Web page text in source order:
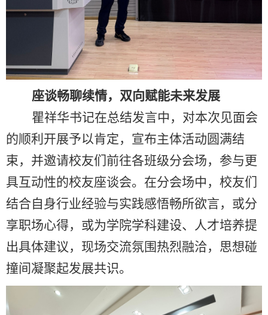
座谈畅聊续情，双向赋能未来发展
瞿祥华书记在总结发言中，对本次见面会
的顺利开展予以肯定，宣布主体活动圆满结
束，并邀请校友们前往各班级分会场，参与更
具互动性的校友座谈会。在分会场中，校友们
结合自身行业经验与实践感悟畅所欲言，或分
享职场心得，或为学院学科建设、人才培养提
出具体建议，现场交流氛围热烈融洽，思想碰
撞间凝聚起发展共识。